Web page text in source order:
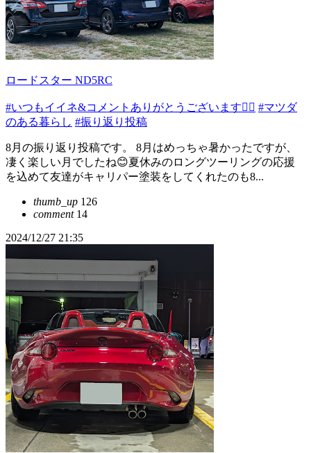
ロードスター ND5RC
#いつもイイネ&コメントありがとうございます🙇‍♂️ #マツダ
のある暮らし #振り返り投稿
8月の振り返り投稿です。 8月はめっちゃ暑かったですが、
凄く楽しい月でしたね😊夏休みのロングツーリングの応援
を込めて友達がキャリパー塗装をしてくれたのも8...
thumb_up 126
comment14
2024/12/27 21:35